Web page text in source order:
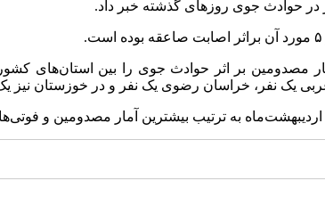
به ترتیب بیشترین آمار مصدومین و